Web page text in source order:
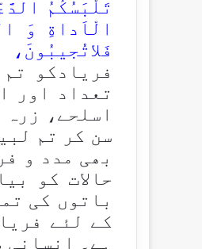
تَلْبَسُكُمُ
الْاَداةِ وَ
فریادکو
تعداد اور
اسلحے،
سن کر تم
بھی مدد و
حالات کو
باتوں کی
کے لئے
ہے۔